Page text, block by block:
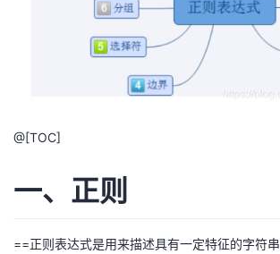
子
直
的
我
@[TOC]
一、正则
==正则表达式是用来描述具有一定特征的字符串